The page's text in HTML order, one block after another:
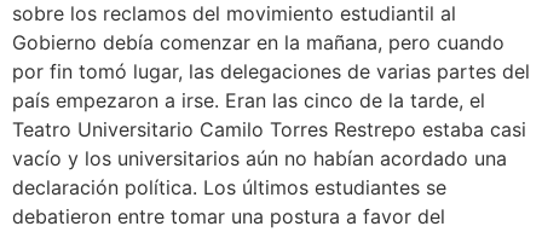
sobre los reclamos del movimiento estudiantil al
Gobierno debía comenzar en la mañana, pero cuando
por fin tomó lugar, las delegaciones de varias partes del
país empezaron a irse. Eran las cinco de la tarde, el
Teatro Universitario Camilo Torres Restrepo estaba casi
vacío y los universitarios aún no habían acordado una
declaración política. Los últimos estudiantes se
debatieron entre tomar una postura a favor del